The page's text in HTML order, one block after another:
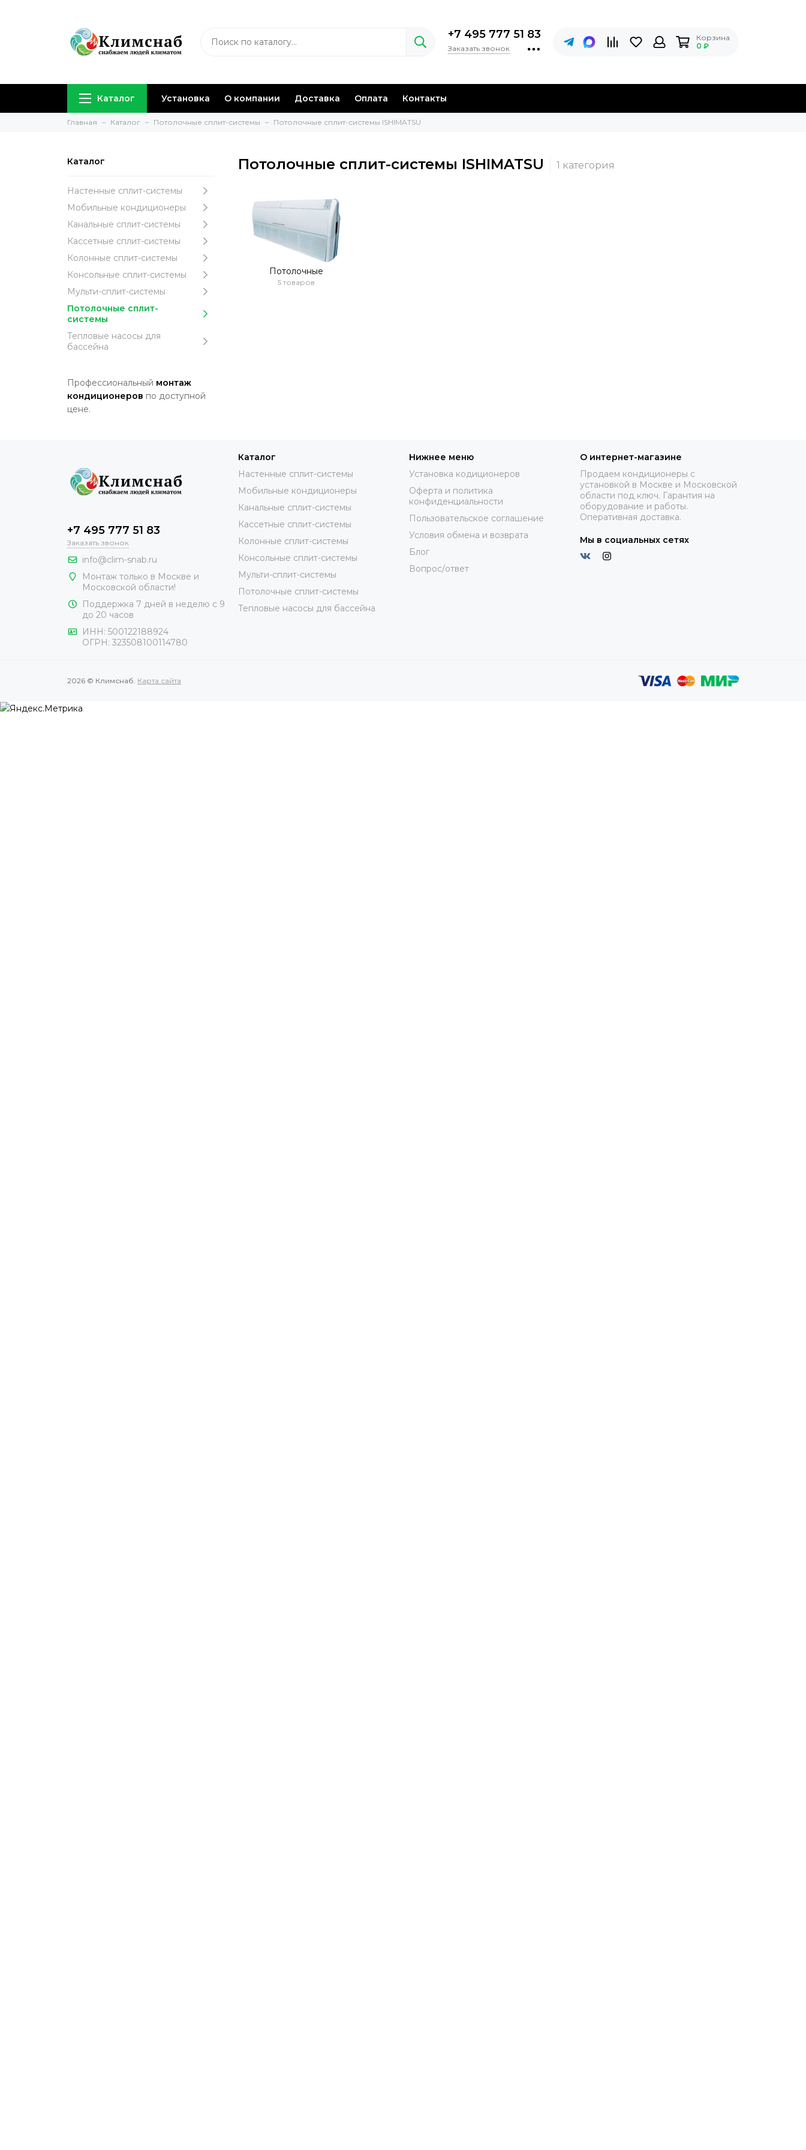
+7 495 777 51 83
Заказать звонок
Корзина
0 ₽
Каталог Установка О компании Доставка Оплата Контакты
Главная Каталог Потолочные сплит-системы Потолочные сплит-системы ISHIMATSU
Каталог
Настенные сплит-системы
Мобильные кондиционеры
Канальные сплит-системы
Кассетные сплит-системы
Колонные сплит-системы
Консольные сплит-системы
Мульти-сплит-системы
Потолочные сплит-
системы
Тепловые насосы для
бассейна
Профессиональный монтаж
кондиционеров по доступной
цене.
Потолочные сплит-системы ISHIMATSU
Потолочные
5 товаров
+7 495 777 51 83
Заказать звонок
info@clim-snab.ru
Монтаж только в Москве и
Московской области!
Поддержка 7 дней в неделю с 9
до 20 часов
ИНН: 500122188924
ОГРН: 323508100114780
Каталог
Настенные сплит-системы
Мобильные кондиционеры
Канальные сплит-системы
Кассетные сплит-системы
Колонные сплит-системы
Консольные сплит-системы
Мульти-сплит-системы
Потолочные сплит-системы
Тепловые насосы для бассейна
Нижнее меню
Установка кодиционеров
Оферта и политика
конфиденциальности
Пользовательское соглашение
Условия обмена и возврата
Блог
Вопрос/ответ
О интернет-магазине
Продаем кондиционеры с
установкой в Москве и Московской
области под ключ. Гарантия на
оборудование и работы.
Оперативная доставка.
Мы в социальных сетях
2026 © Климснаб. Карта сайта